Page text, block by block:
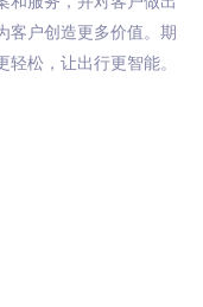
客户创造更多价值。期
松，让出行更智能。